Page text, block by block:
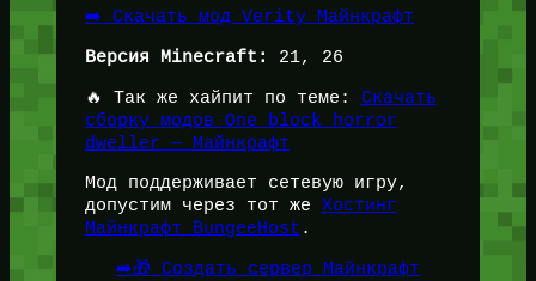
➡️ Скачать мод Verity Майнкрафт
Версия Minecraft: 21, 26
🔥 Так же хайпит по теме: Скачать
сборку модов One block horror
dweller — Майнкрафт
Мод поддерживает сетевую игру,
допустим через тот же Хостинг
Майнкрафт BungeeHost .
➡️🎁 Создать сервер Майнкрафт